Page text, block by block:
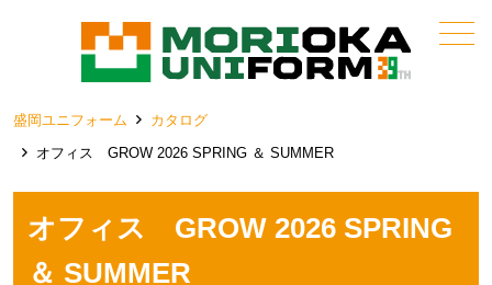
メニュー
盛岡ユニフォーム
カタログ
オフィス GROW 2026 SPRING ＆ SUMMER
オフィス GROW 2026 SPRING
＆ SUMMER